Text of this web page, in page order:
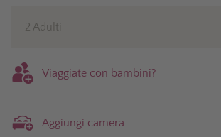
2 Adulti
Viaggiate con bambini?
Aggiungi camera